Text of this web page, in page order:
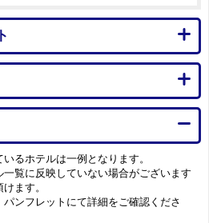
るホテルは一例となります。
覧に反映していない場合がございます
ます。
ンフレットにて詳細をご確認くださ